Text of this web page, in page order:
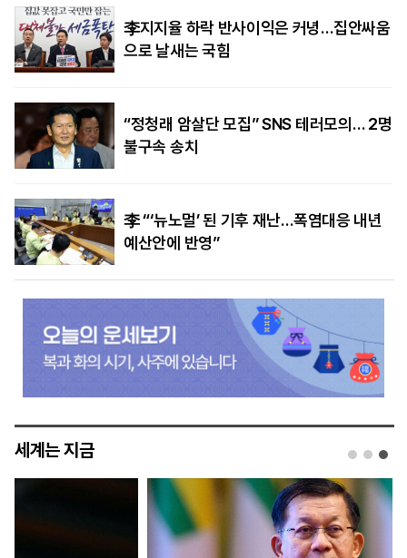
李지지율 하락 반사이익은 커녕…집안싸움
으로 날새는 국힘
“정청래 암살단 모집” SNS 테러모의… 2명
불구속 송치
李 “‘뉴노멀’ 된 기후 재난…폭염대응 내년
예산안에 반영”
세계는 지금